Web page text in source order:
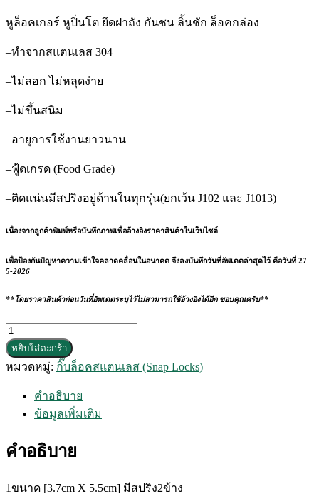
หูล็อคเกอร์ หูปิ่นโต ยึดฝาถัง กันชน ลิ้นชัก ล็อคกล่อง
–ทำจากสแตนเลส 304
–ไม่ลอก ไม่หลุดง่าย
–ไม่ขึ้นสนิม
–อายุการใช้งานยาวนาน
–ฟู้ดเกรด (Food Grade)
–ติดแน่นมีสปริงอยู่ด้านในทุกรุ่น(ยกเว้น J102 และ J1013)
เนื่องจากลูกค้าพิมพ์หรือบันทึกภาพเพื่ออ้างอิงราคาสินค้าในเว็บไซต์
เพื่อป้องกันปัญหาความเข้าใจคลาดคลื่อนในอนาคต จึงลงบันทึกวันที่อัพเดตล่าสุดไว้ คือวันที่ 27-
5-2026
**โดยราคาสินค้าก่อนวันที่อัพเดตระบุไว้ไม่สามารถใช้อ้างอิงได้อีก ขอบคุณครับ**
จำนวน
กิ๊บ
ล็อค
ชิ้น
หยิบใส่ตะกร้า
หมวดหมู่: กิ๊บล็อคสแตนเลส (Snap Locks)
คำอธิบาย
ข้อมูลเพิ่มเติม
คำอธิบาย
1ขนาด [3.7cm X 5.5cm] มีสปริง2ข้าง